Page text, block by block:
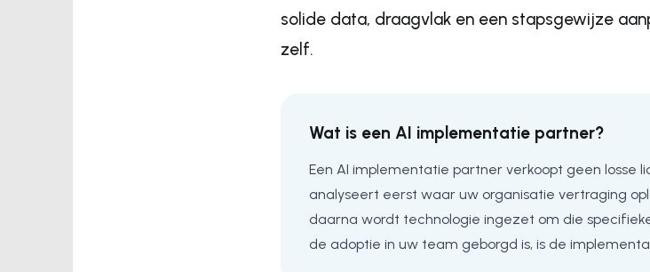
solide data, draagvlak en een stapsgewijze
zelf.
Wat is een AI implementatie partner?
Een AI implementatie partner verkoopt geen losse
analyseert eerst waar uw organisatie vertraging
daarna wordt technologie ingezet om die
de adoptie in uw team geborgd is, is de